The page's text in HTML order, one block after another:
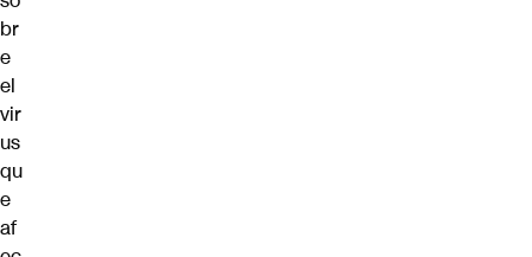
br
e
el
vir
us
qu
e
af